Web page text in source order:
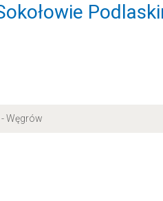
Węgrów